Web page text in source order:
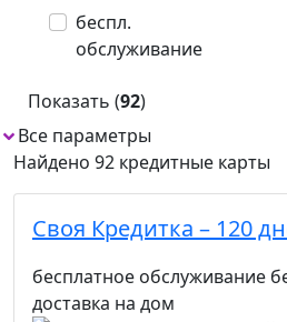
беспл.
обслуживание
Показать (92)
Все параметры
Найдено 92 кредитные карты
Своя Кредитка – 120
бесплатное обслуживание
доставка на дом